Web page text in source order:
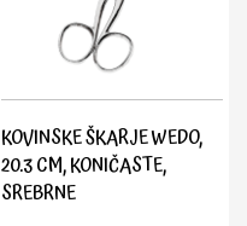
KOVINSKE ŠKARJE WEDO,
20.3 CM, KONIČASTE,
SREBRNE